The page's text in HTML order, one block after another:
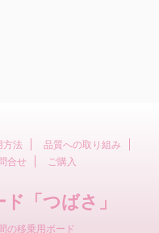
方法
品質への取り組み
合せ ご購入
「つばさ」
の移乗用ボード